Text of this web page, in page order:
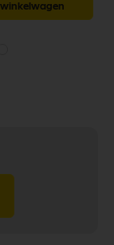
winkelwagen